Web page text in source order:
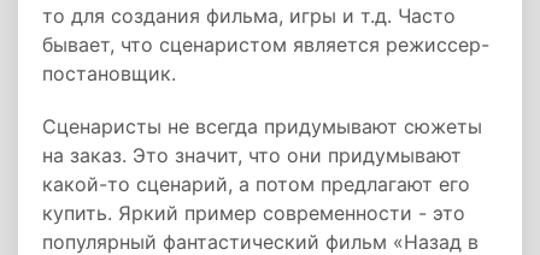
то для создания фильма, игры и т.д. Часто
бывает, что сценаристом является режиссер-
постановщик.
Сценаристы не всегда придумывают сюжеты
на заказ. Это значит, что они придумывают
какой-то сценарий, а потом предлагают его
купить. Яркий пример современности - это
популярный фантастический фильм «Назад в